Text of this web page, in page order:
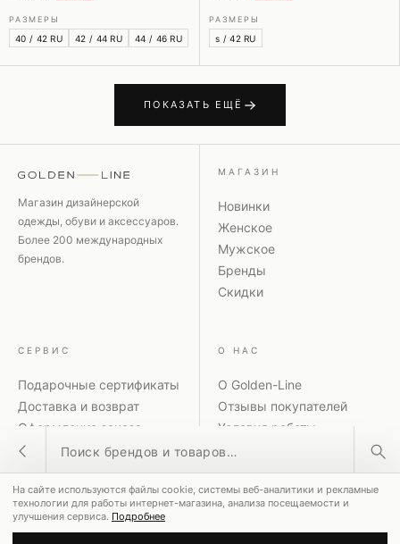
РАЗМЕРЫ
40 / 42 RU 42 / 44 RU 44 / 46 RU
РАЗМЕРЫ
s / 42 RU
ПОКАЗАТЬ ЕЩЁ
Магазин дизайнерской
одежды, обуви и аксессуаров.
Более 200 международных
брендов.
МАГАЗИН
Новинки
Женское
Мужское
Бренды
Скидки
СЕРВИС
Подарочные сертификаты
Доставка и возврат
Оформление заказа
Способы оплаты
Акции и скидки
Контакты
О НАС
О Golden-Line
Отзывы покупателей
Условия работы
Политика
конфиденциальности
Рассылка
На сайте используются файлы cookie, системы веб-аналитики и рекламные
технологии для работы интернет-магазина, анализа посещаемости и
улучшения сервиса. Подробнее
ПОПУЛЯРНЫЕ ЗАПРОСЫ
MM6 Maison Margiela